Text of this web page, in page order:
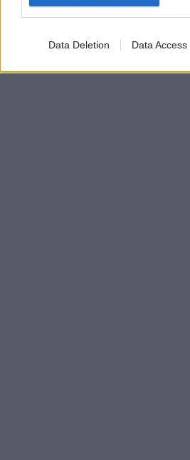
Data Deletion Data Access